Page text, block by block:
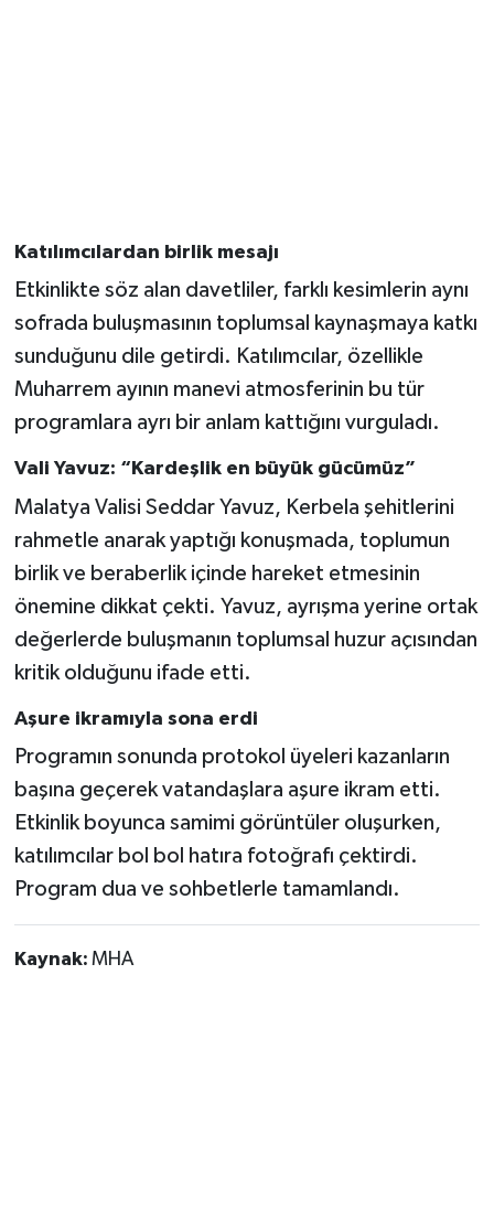
Katılımcılardan birlik mesajı
Etkinlikte söz alan davetliler, farklı kesimlerin aynı
sofrada buluşmasının toplumsal kaynaşmaya katkı
sunduğunu dile getirdi. Katılımcılar, özellikle
Muharrem ayının manevi atmosferinin bu tür
programlara ayrı bir anlam kattığını vurguladı.
Vali Yavuz: “Kardeşlik en büyük gücümüz”
Malatya Valisi Seddar Yavuz, Kerbela şehitlerini
rahmetle anarak yaptığı konuşmada, toplumun
birlik ve beraberlik içinde hareket etmesinin
önemine dikkat çekti. Yavuz, ayrışma yerine ortak
değerlerde buluşmanın toplumsal huzur açısından
kritik olduğunu ifade etti.
Aşure ikramıyla sona erdi
Programın sonunda protokol üyeleri kazanların
başına geçerek vatandaşlara aşure ikram etti.
Etkinlik boyunca samimi görüntüler oluşurken,
katılımcılar bol bol hatıra fotoğrafı çektirdi.
Program dua ve sohbetlerle tamamlandı.
Kaynak: MHA